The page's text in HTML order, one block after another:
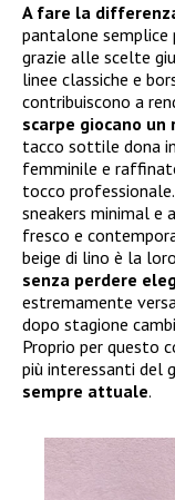
A fare la
pantalone semplice
grazie alle scelte
linee classiche e
contribuiscono a
scarpe giocano
tacco sottile dona
femminile e
tocco
sneakers minimal e
fresco e
beige di lino è la loro
senza perdere
estremamente
dopo stagione
Proprio per questo
più interessanti del
sempre attuale.